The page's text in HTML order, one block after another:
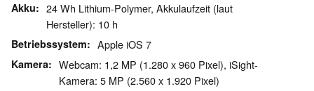
Akku
24 Wh Lithium-Polymer, Akkulaufzeit (laut
Hersteller): 10 h
Betriebssystem Apple iOS 7
Kamera
Webcam: 1,2 MP (1.280 x 960 Pixel), iSight-
Kamera: 5 MP (2.560 x 1.920 Pixel)